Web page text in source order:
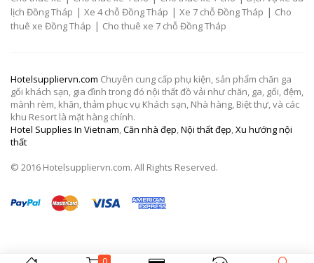
lịch Đồng Tháp | Xe 4 chỗ Đồng Tháp | Xe 7 chỗ Đồng Tháp | Cho
thuê xe Đồng Tháp | Cho thuê xe 7 chỗ Đồng Tháp
Hotelsuppliervn.com Chuyên cung cấp phụ kiện, sản phẩm chăn ga
gối khách sạn, gia đình trong đó nội thất đồ vải như chăn, ga, gối, đệm,
mành rèm, khăn, thảm phục vụ Khách sạn, Nhà hàng, Biệt thự, và các
khu Resort là mặt hàng chính.
Hotel Supplies In Vietnam,Căn nhà đẹp,Nội thất đẹp,Xu hướng nội
thất
© 2016 Hotelsuppliervn.com. All Rights Reserved.